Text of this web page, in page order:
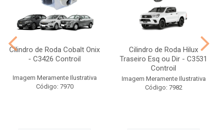
Cilindro de Roda Cobalt Onix
- C3426 Controil
Imagem Meramente Ilustrativa
Código: 7970
Cilindro de Roda Hilux
Traseiro Esq ou Dir - C3531
Controil
Imagem Meramente Ilustrativa
Código: 7982